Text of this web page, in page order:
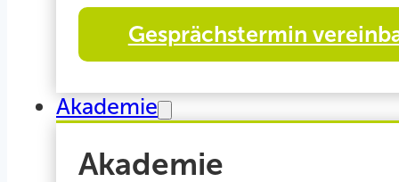
Gesprächstermin
Akademie
Akademie